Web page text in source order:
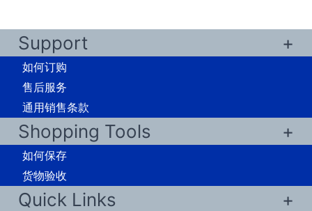
Support
如何订购
售后服务
通用销售条款
Shopping Tools
如何保存
货物验收
Quick Links